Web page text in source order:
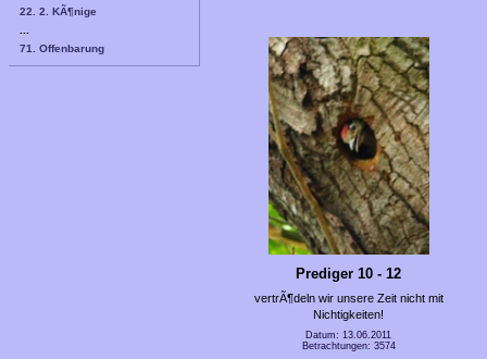
22. 2. KÃ¶nige
71. Offenbarung
Prediger 10 - 12
vertrÃ¶deln wir unsere Zeit nicht mit
Nichtigkeiten!
Datum: 13.06.2011
Betrachtungen: 3574